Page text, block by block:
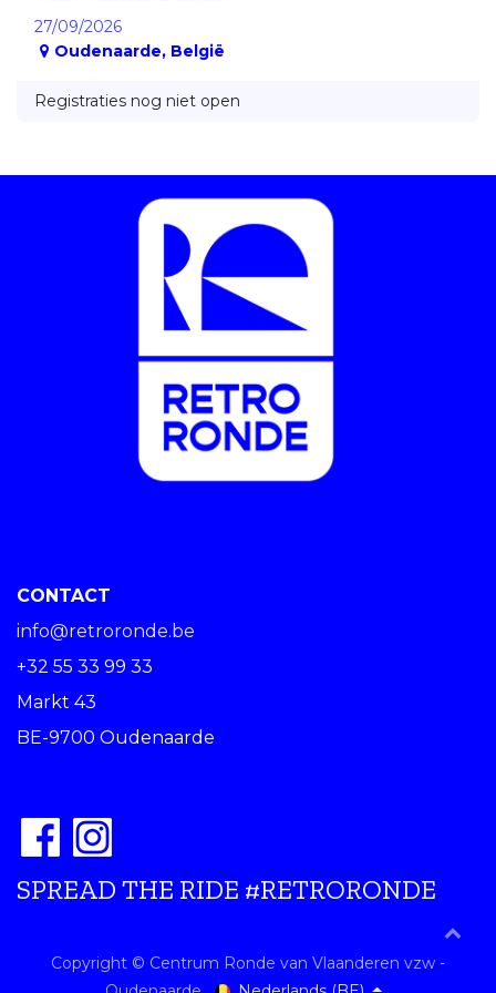
27/09/2026
Oudenaarde, België
Registraties nog niet open
CONTACT
info@retroronde.be
+32 55 33 99 33
Markt 43
BE-9700 Oudenaarde
SPREAD THE RIDE #RETRORONDE
Copyright © Centrum Ronde van Vlaanderen vzw -